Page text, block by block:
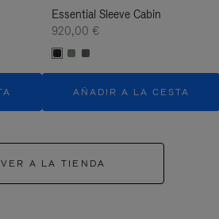
Essential Sleeve Cabin
920,00 €
AÑADIR A LA CESTA
A LA TIENDA